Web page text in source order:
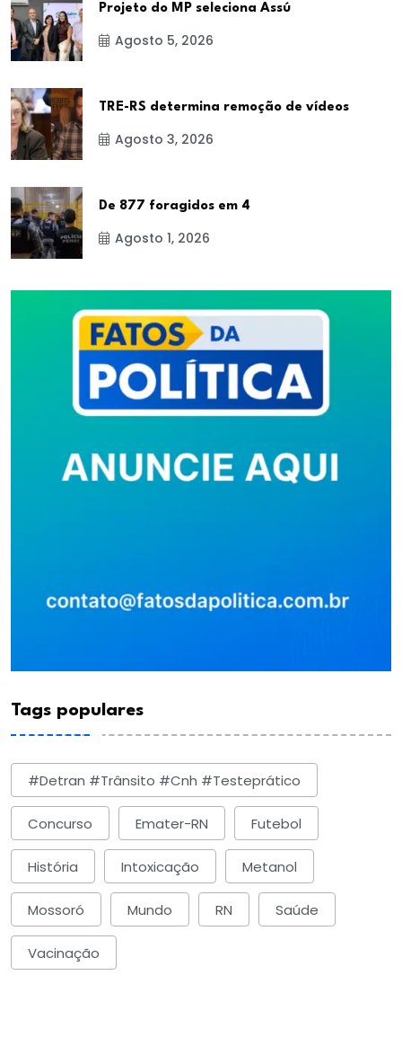
Projeto do MP seleciona Assú
Agosto 5, 2026
TRE-RS determina remoção de vídeos
Agosto 3, 2026
De 877 foragidos em 4
Agosto 1, 2026
Tags populares
#detran #trânsito #cnh #testeprático
Concurso Emater-RN Futebol
História Intoxicação Metanol
Mossoró Mundo RN Saúde
Vacinação